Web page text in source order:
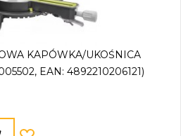
KAPÓWKA/UKOŚNICA
EAN: 4892210206121)